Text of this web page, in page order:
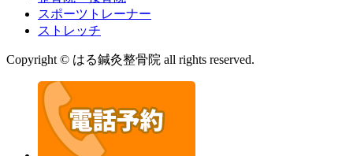
スポーツトレーナー
ストレッチ
Copyright © はる鍼灸整骨院 all rights reserved.